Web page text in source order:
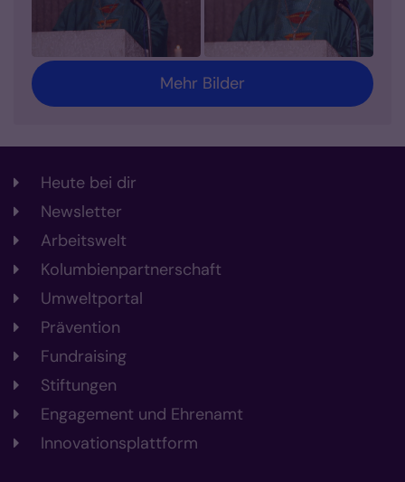
Mehr Bilder
Heute bei dir
Newsletter
Arbeitswelt
Kolumbienpartnerschaft
Umweltportal
Prävention
Fundraising
Stiftungen
Engagement und Ehrenamt
Innovationsplattform